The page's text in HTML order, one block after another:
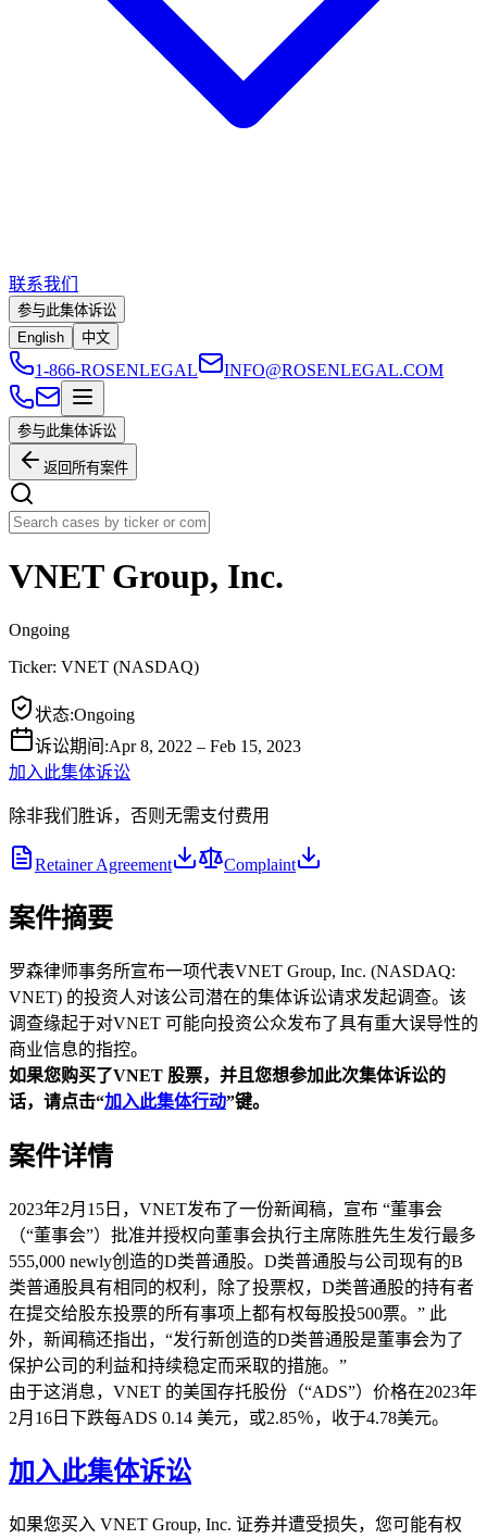
联系我们
参与此集体诉讼
English
中文
1-866-ROSENLEGAL INFO@ROSENLEGAL.COM
参与此集体诉讼
返回所有案件
VNET Group, Inc.
Ongoing
Ticker: VNET (NASDAQ)
状态:Ongoing
诉讼期间 :Apr 8, 2022 – Feb 15, 2023
加入此集体诉讼
除非我们胜诉，否则无需支付费用
Retainer Agreement Complaint
案件摘要
罗森律师事务所宣布一项代表VNET Group, Inc. (NASDAQ:
VNET) 的投资人对该公司潜在的集体诉讼请求发起调查。该
调查缘起于对VNET 可能向投资公众发布了具有重大误导性的
商业信息的指控。
如果您购买了VNET 股票，并且您想参加此次集体诉讼的
话，请点击“加入此集体行动”键。
案件详情
2023年2月15日，VNET发布了一份新闻稿，宣布 “董事会
（“董事会”）批准并授权向董事会执行主席陈胜先生发行最多
555,000 newly创造的D类普通股。D类普通股与公司现有的B
类普通股具有相同的权利，除了投票权，D类普通股的持有者
在提交给股东投票的所有事项上都有权每股投500票。” 此
外，新闻稿还指出，“发行新创造的D类普通股是董事会为了
保护公司的利益和持续稳定而采取的措施。”
由于这消息，VNET 的美国存托股份（“ADS”）价格在2023年
2月16日下跌每ADS 0.14 美元，或2.85％，收于4.78美元。
加入此集体诉讼
如果您买入 VNET Group, Inc. 证券并遭受损失，您可能有权